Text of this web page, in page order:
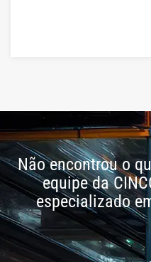
Não encontrou o
equipe da
especializado